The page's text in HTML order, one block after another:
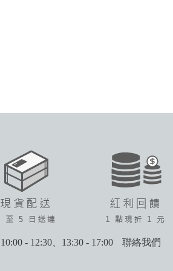
- 12:30、13:30 - 17:00 聯絡我們